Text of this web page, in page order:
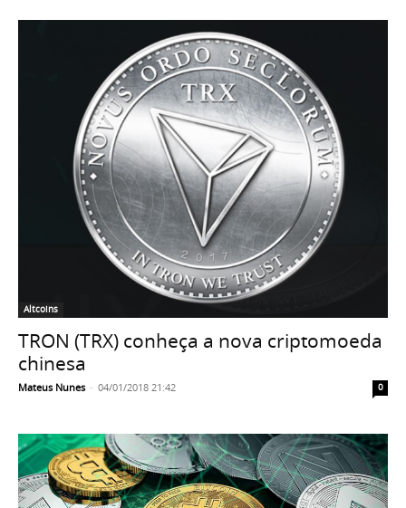
Altcoins
TRON (TRX) conheça a nova criptomoeda
chinesa
Mateus Nunes - 04/01/2018 21:42 0